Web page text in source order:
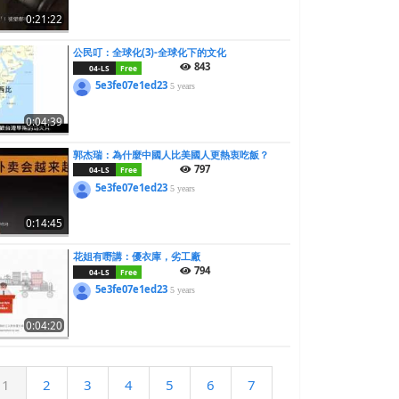
0:21:22
0:04:39
公民叮：全球化(3)-全球化下的文化
04-LS Free
843
5e3fe07e1ed235 years
0:14:45
郭杰瑞：為什麼中國人比美國人更熱衷吃飯？
04-LS Free
797
5e3fe07e1ed235 years
0:04:20
花姐有嘢講：優衣庫，劣工廠
04-LS Free
794
5e3fe07e1ed235 years
1 2 3 4 5 6 7